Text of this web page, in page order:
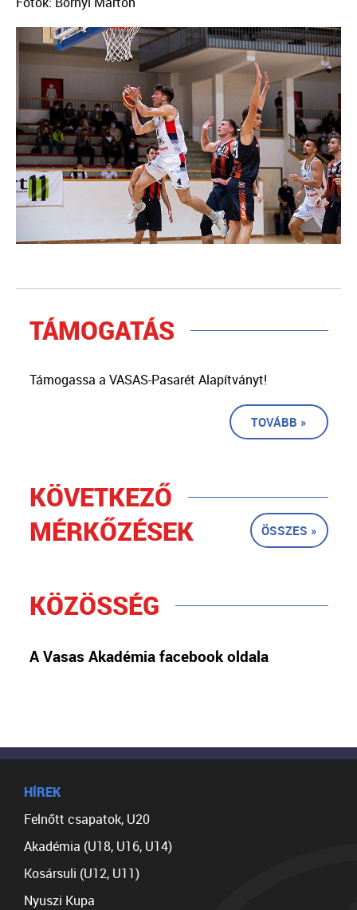
TÁMOGATÁS
Támogassa a VASAS-Pasarét Alapítványt!
TOVÁBB »
KÖVETKEZŐ
MÉRKŐZÉSEK
ÖSSZES »
KÖZÖSSÉG
A Vasas Akadémia facebook oldala
HÍREK
Felnőtt csapatok, U20
Akadémia (U18, U16, U14)
Kosársuli (U12, U11)
Nyuszi Kupa